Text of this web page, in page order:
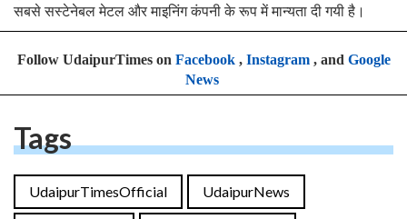
सबसे सस्टेनेबल मेटल और माइनिंग कंपनी के रूप में मान्यता दी गयी है।
Follow UdaipurTimes on Facebook, Instagram, and Google
News
Tags
UdaipurTimesOfficial UdaipurNews